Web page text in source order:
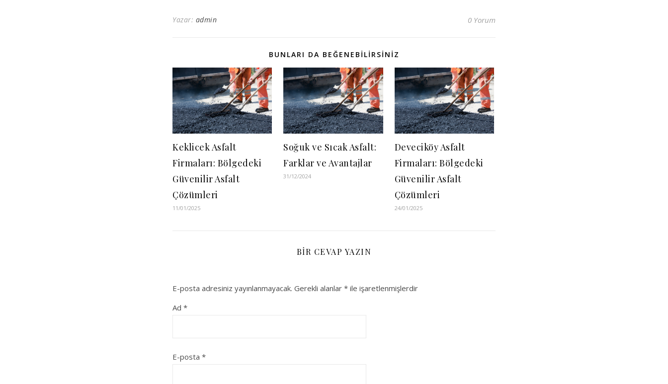
Yazar: admin 0 Yorum
BUNLARI DA BEĞENEBILIRSINIZ
Keklicek Asfalt
Firmaları: Bölgedeki
Güvenilir Asfalt
Çözümleri
11/01/2025
Soğuk ve Sıcak Asfalt:
Farklar ve Avantajlar
31/12/2024
Deveciköy Asfalt
Firmaları: Bölgedeki
Güvenilir Asfalt
Çözümleri
24/01/2025
BIR CEVAP YAZIN
E-posta adresiniz yayınlanmayacak. Gerekli alanlar * ile işaretlenmişlerdir
Ad *
E-posta *